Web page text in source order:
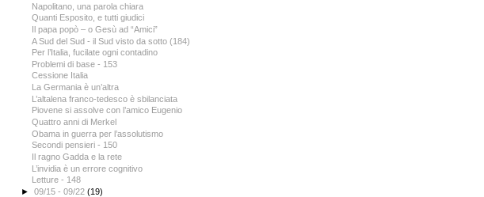
Napolitano, una parola chiara
Quanti Esposito, e tutti giudici
Il papa popò – o Gesù ad “Amici”
A Sud del Sud - il Sud visto da sotto (184)
Per l’Italia, fucilate ogni contadino
Problemi di base - 153
Cessione Italia
La Germania è un’altra
L’altalena franco-tedesco è sbilanciata
Piovene si assolve con l’amico Eugenio
Quattro anni di Merkel
Obama in guerra per l’assolutismo
Secondi pensieri - 150
Il ragno Gadda e la rete
L’invidia è un errore cognitivo
Letture - 148
►09/15 - 09/22(19)